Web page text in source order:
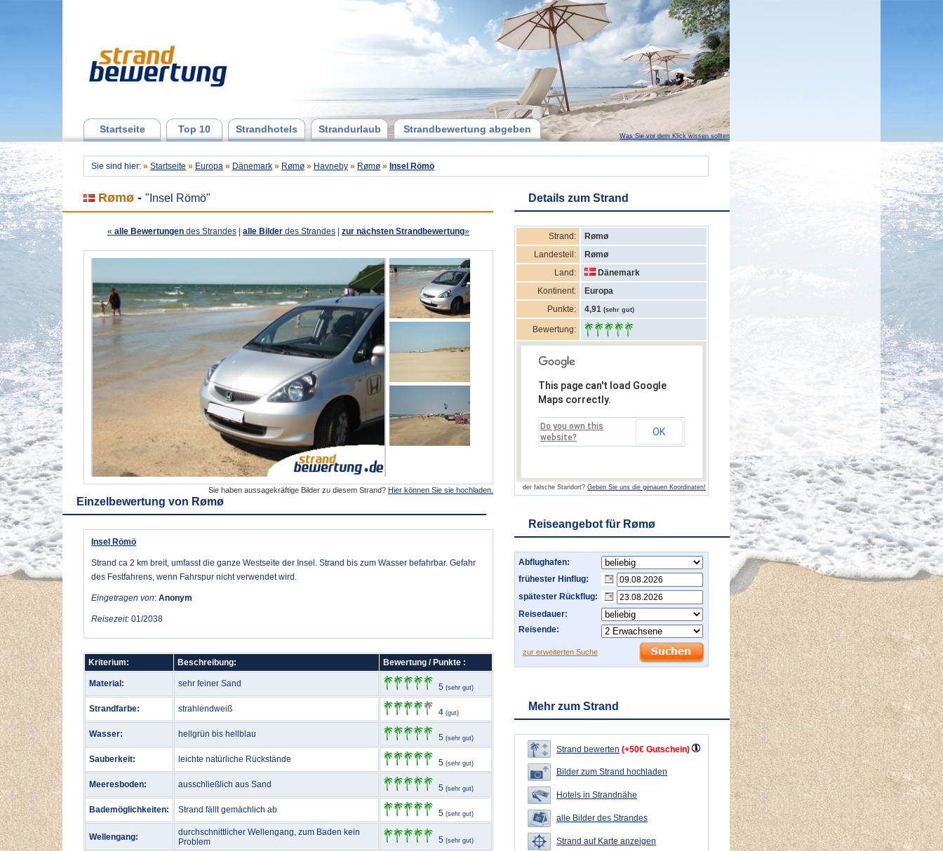
Startseite Top 10 Strandhotels Strandurlaub Strandbewertung abgeben
Was Sie vor dem Klick wissen sollten
Sie sind hier: » Startseite » Europa » Dänemark » Rømø » Havneby » Rømø » Insel Römö
Rømø - "Insel Römö"
« alle Bewertungen des Strandes alle Bilder des Strandes zur nächsten Strandbewertung»
Sie haben aussagekräftige Bilder zu diesem Strand? Hier können Sie sie hochladen.
Einzelbewertung von Rømø
Insel Römö
Strand ca 2 km breit, umfasst die ganze Westseite der Insel. Strand bis zum Wasser befahrbar. Gefahr
des Festfahrens, wenn Fahrspur nicht verwendet wird.
Eingetragen von: Anonym
Reisezeit: 01/2038
Kriterium: Beschreibung: Bewertung / Punkte :
Material: sehr feiner Sand 5 (sehr gut)
Strandfarbe: strahlendweiß 4 (gut)
Wasser: hellgrün bis hellblau 5 (sehr gut)
Sauberkeit: leichte natürliche Rückstände 5 (sehr gut)
Meeresboden: ausschließlich aus Sand 5 (sehr gut)
Bademöglichkeiten: Strand fällt gemächlich ab 5 (sehr gut)
Wellengang:
durchschnittlicher Wellengang, zum Baden kein
Problem
5 (sehr gut)
Details zum Strand
Strand:
Rømø
Landesteil:
Rømø
Land:
Dänemark
Kontinent:
Europa
Punkte:
4,91 (sehr gut)
Bewertung:
This page can't load Google
Maps correctly.
Do you own this
website?
OK
der falsche Standort? Geben Sie uns die genauen Koordinaten!
Reiseangebot für Rømø
Abflughafen:
frühester Hinflug:
spätester Rückflug:
Reisedauer:
Reisende:
zur erweiterten Suche
Mehr zum Strand
Strand bewerten (+50€ Gutschein)
Bilder zum Strand hochladen
Hotels in Strandnähe
alle Bilder des Strandes
Strand auf Karte anzeigen